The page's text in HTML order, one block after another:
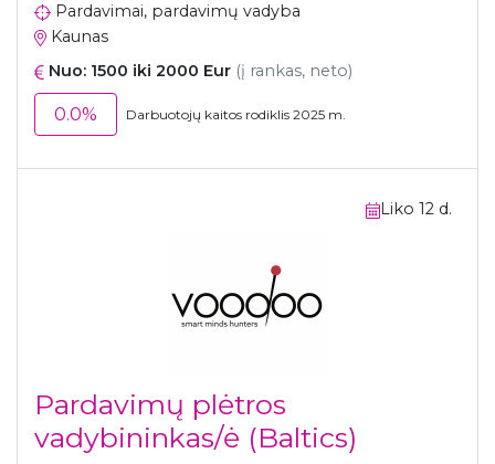
Pardavimai, pardavimų vadyba
Kaunas
Nuo: 1500 iki 2000 Eur (į rankas, neto)
0.0% Darbuotojų kaitos rodiklis 2025 m.
Liko 12 d.
Pardavimų plėtros
vadybininkas/ė (Baltics)